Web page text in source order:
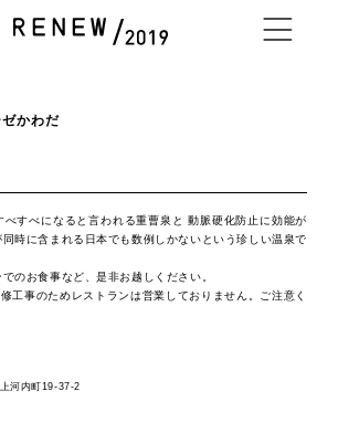
かわだ
べすべになると言われる重曹泉と 動脈硬化防止に効能が
時に含まれる日本でも数例しかないという珍しい温泉で
のお食事など、是非お越しください。
工事のためレストランは営業しておりません。ご注意く
河内町19-37-2